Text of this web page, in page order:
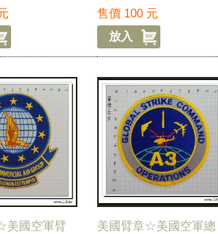
售價 100 元
美國空軍臂
美國臂章☆美國空軍總